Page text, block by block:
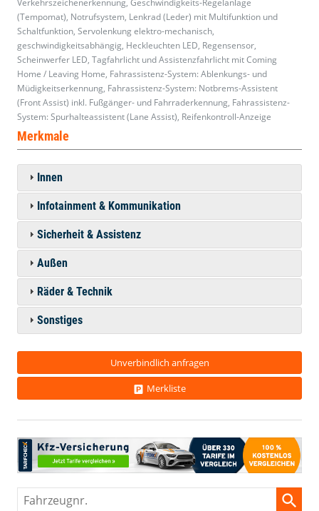
Verkehrszeichenerkennung, Geschwindigkeits-Regelanlage
(Tempomat), Notrufsystem, Lenkrad (Leder) mit Multifunktion und
Schaltfunktion, Servolenkung elektro-mechanisch,
geschwindigkeitsabhängig, Heckleuchten LED, Regensensor,
Scheinwerfer LED, Tagfahrlicht und Assistenzfahrlicht mit Coming
Home / Leaving Home, Fahrassistenz-System: Ablenkungs- und
Müdigkeitserkennung, Fahrassistenz-System: Notbrems-Assistent
(Front Assist) inkl. Fußgänger- und Fahrraderkennung, Fahrassistenz-
System: Spurhalteassistent (Lane Assist), Reifenkontroll-Anzeige
Merkmale
Innen
Infotainment & Kommunikation
Sicherheit & Assistenz
Außen
Räder & Technik
Sonstiges
Unverbindlich anfragen
Merkliste
Fahrzeugnr.